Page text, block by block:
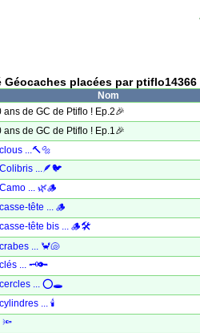
Géocaches placées par ptiflo14366
Nom
ans de GC de Ptiflo ! Ep.2🎉
ans de GC de Ptiflo ! Ep.1🎉
...🔨🔩
...🪶🐦
... 🌿🪵
tête ... 🪵
tête bis ... 🪵🛠️
... 🦀🐚
... 🗝️🔑
... ⭕🕳️
... 🕯️
🔦